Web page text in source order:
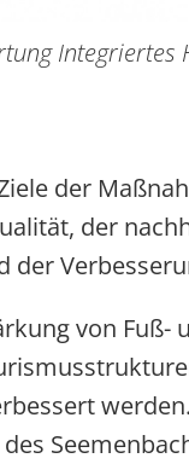
Integriertes
der
der
der
von Fuß-